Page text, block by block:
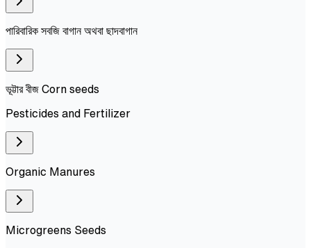
পারিবারিক সবজি বাগান অথবা ছাদবাগান
ভূট্টার বীজ Corn seeds
Pesticides and Fertilizer
Organic Manures
Microgreens Seeds